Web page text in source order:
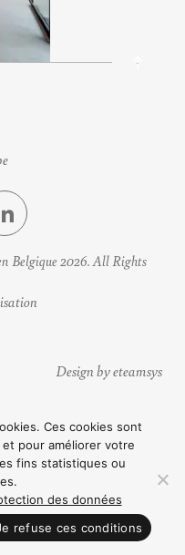
Belgique 2026. All Rights
Design by eteamsys
Ces cookies sont
pour améliorer votre
fins statistiques ou
des données
refuse ces conditions